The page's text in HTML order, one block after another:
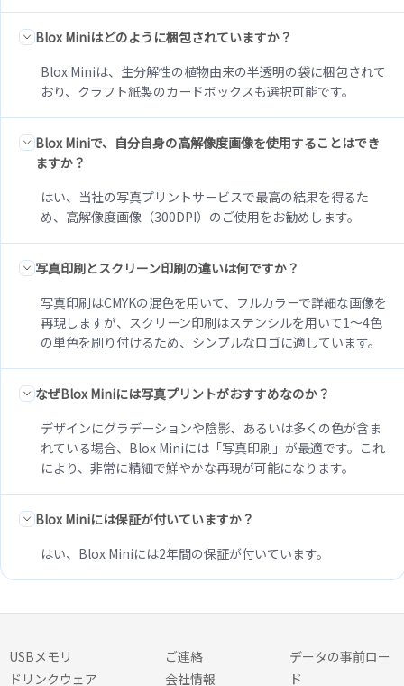
Blox Miniはどのように梱包されていますか？
Blox Miniは、生分解性の植物由来の半透明の袋に梱包されて
おり、クラフト紙製のカードボックスも選択可能です。
Blox Miniで、自分自身の高解像度画像を使用することはでき
ますか？
はい、当社の写真プリントサービスで最高の結果を得るた
め、高解像度画像（300DPI）のご使用をお勧めします。
写真印刷とスクリーン印刷の違いは何ですか？
写真印刷はCMYKの混色を用いて、フルカラーで詳細な画像を
再現しますが、スクリーン印刷はステンシルを用いて1～4色
の単色を刷り付けるため、シンプルなロゴに適しています。
なぜBlox Miniには写真プリントがおすすめなのか？
デザインにグラデーションや陰影、あるいは多くの色が含ま
れている場合、Blox Miniには「写真印刷」が最適です。これ
により、非常に精細で鮮やかな再現が可能になります。
Blox Miniには保証が付いていますか？
はい、Blox Miniには2年間の保証が付いています。
USBメモリ
ドリンクウェア
ご連絡
会社情報
データの事前ロー
ド